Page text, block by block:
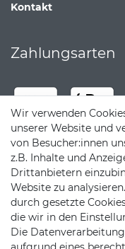
Kontakt
Zahlungsarten
Versandpartner
Wir verwenden
unserer Website und
von Besucher:innen
z.B. Inhalte und
Drittanbietern
Website zu
durch gesetzte
die wir in den
Die